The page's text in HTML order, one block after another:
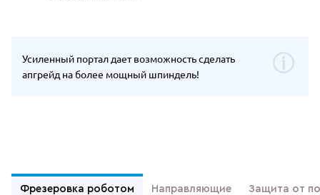
Усиленный портал дает возможность сделать
апгрейд на более мощный шпиндель!
Отдельные преимущества Wattsan
Фрезеровка роботом Направляющие Защита от